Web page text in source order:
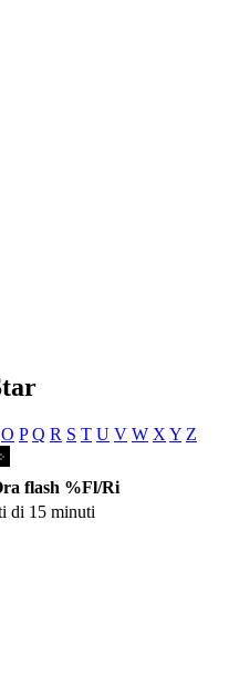
O P Q R S T U V W X Y Z
flash %Fl/Ri
di 15 minuti